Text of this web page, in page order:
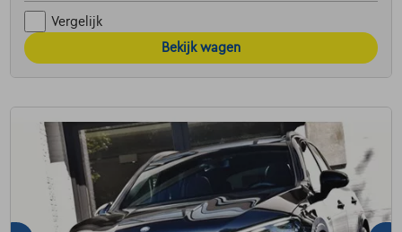
Vergelijk
Bekijk wagen